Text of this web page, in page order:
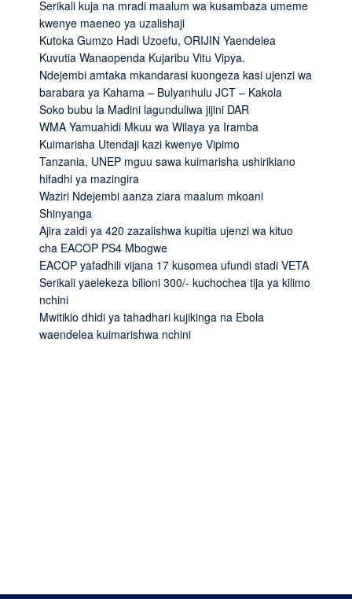
Serikali kuja na mradi maalum wa kusambaza umeme
kwenye maeneo ya uzalishaji
Kutoka Gumzo Hadi Uzoefu, ORIJIN Yaendelea
Kuvutia Wanaopenda Kujaribu Vitu Vipya.
Ndejembi amtaka mkandarasi kuongeza kasi ujenzi wa
barabara ya Kahama – Bulyanhulu JCT – Kakola
Soko bubu la Madini lagunduliwa jijini DAR
WMA Yamuahidi Mkuu wa Wilaya ya Iramba
Kuimarisha Utendaji kazi kwenye Vipimo
Tanzania, UNEP mguu sawa kuimarisha ushirikiano
hifadhi ya mazingira
Waziri Ndejembi aanza ziara maalum mkoani
Shinyanga
Ajira zaidi ya 420 zazalishwa kupitia ujenzi wa kituo
cha EACOP PS4 Mbogwe
EACOP yafadhili vijana 17 kusomea ufundi stadi VETA
Serikali yaelekeza bilioni 300/- kuchochea tija ya kilimo
nchini
Mwitikio dhidi ya tahadhari kujikinga na Ebola
waendelea kuimarishwa nchini